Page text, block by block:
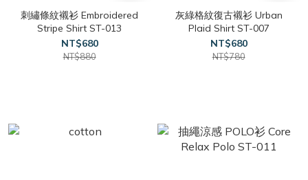
刺繡條紋襯衫 Embroidered
Stripe Shirt ST-013
NT$680
NT$880
灰綠格紋復古襯衫 Urban
Plaid Shirt ST-007
NT$680
NT$780